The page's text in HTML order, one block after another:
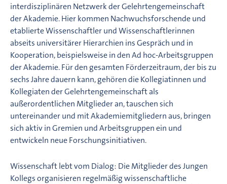
interdisziplinären Netzwerk der Gelehrtengemeinschaft
der Akademie. Hier kommen Nachwuchsforschende und
etablierte Wissenschaftler und Wissenschaftlerinnen
abseits universitärer Hierarchien ins Gespräch und in
Kooperation, beispielsweise in den Ad hoc-Arbeitsgruppen
der Akademie. Für den gesamten Förderzeitraum, der bis zu
sechs Jahre dauern kann, gehören die Kollegiatinnen und
Kollegiaten der Gelehrtengemeinschaft als
außerordentlichen Mitglieder an, tauschen sich
untereinander und mit Akademiemitgliedern aus, bringen
sich aktiv in Gremien und Arbeitsgruppen ein und
entwickeln neue Forschungsinitiativen.
Wissenschaft lebt vom Dialog: Die Mitglieder des Jungen
Kollegs organisieren regelmäßig wissenschaftliche